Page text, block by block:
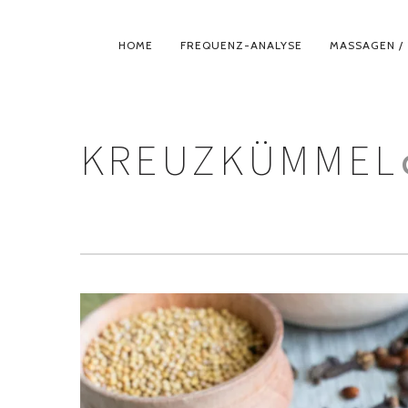
PRIMÄR-
HOME FREQUENZ-ANALYSE MASSAGEN /
KREUZKÜMMEL